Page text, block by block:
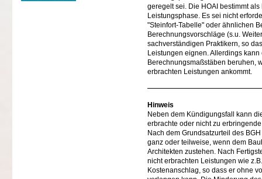
geregelt sei. Die HOAI bestimmt
Leistungsphase. Es sei nicht
"Steinfort-Tabelle" oder ähnlichen
Berechnungsvorschläge (s.u.
sachverständigen Praktikern, so
Leistungen eignen. Allerdings
Berechnungsmaßstäben beruhen,
erbrachten Leistungen ankommt.
Hinweis
Neben dem Kündigungsfall kann
erbrachte oder nicht zu
Nach dem Grundsatzurteil des
ganz oder teilweise, wenn dem
Architekten zustehen. Nach
nicht erbrachten Leistungen wie
Kostenanschlag, so dass er ohne